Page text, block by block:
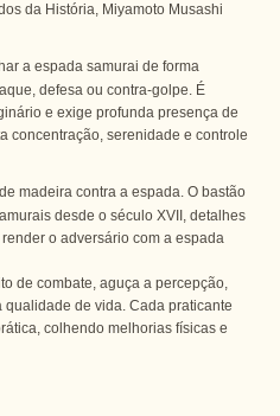
da História, Miyamoto Musashi
a espada samurai de forma
defesa ou contra-golpe. É
e exige profunda presença de
concentração, serenidade e controle
madeira contra a espada. O bastão
desde o século XVII, detalhes
o adversário com a espada
de combate, aguça a percepção,
de vida. Cada praticante
colhendo melhorias físicas e